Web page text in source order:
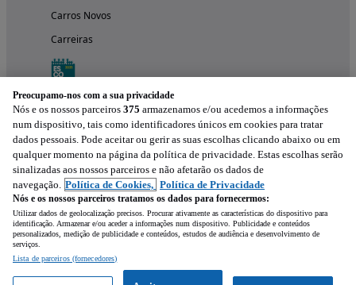
Carros Novos
Carreiras
Experimenta a aplicação
Preocupamo-nos com a sua privacidade
Nós e os nossos parceiros 375 armazenamos e/ou acedemos a informações
num dispositivo, tais como identificadores únicos em cookies para tratar
dados pessoais. Pode aceitar ou gerir as suas escolhas clicando abaixo ou em
qualquer momento na página da política de privacidade. Estas escolhas serão
sinalizadas aos nossos parceiros e não afetarão os dados de
navegação. Política de Cookies, Política de Privacidade
Nós e os nossos parceiros tratamos os dados para fornecermos:
Utilizar dados de geolocalização precisos. Procurar ativamente as características do dispositivo para
identificação. Armazenar e/ou aceder a informações num dispositivo. Publicidade e conteúdos
personalizados, medição de publicidade e conteúdos, estudos de audiência e desenvolvimento de
serviços.
Lista de parceiros (fornecedores)